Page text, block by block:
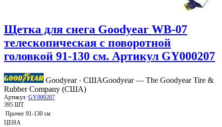
Щетка для снега Goodyear WB-07
телескопическая с поворотной
головкой 91-130 см. Артикул GY000207
Goodyear · СШАGoodyear — The Goodyear Tire &
Rubber Company (США)
Артикул: GY000207
395 ШТ
Прочее 91-130 см
ЦЕНА